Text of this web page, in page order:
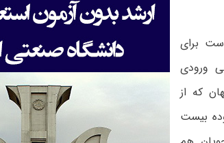
برای
ورودی
که از
بیست